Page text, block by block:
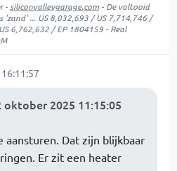
- siliconvalleygarage.com - De voltooid
... US 8,032,693 / US 7,714,746 /
6,762,632 / EP 1804159 - Real
2025 11:15:05
aansturen. Dat zijn blijkbaar
Er zit een heater